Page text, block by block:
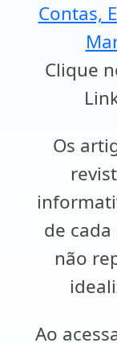
Contas,
Clique
Os
de
não
Ao